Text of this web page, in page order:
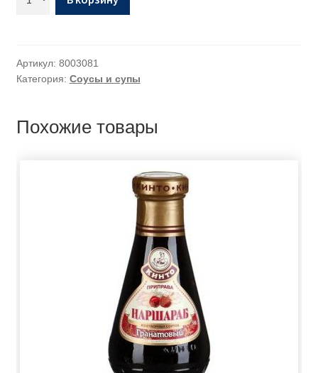
Артикул: 8003081
Категория: Соусы и супы
Похожие товары